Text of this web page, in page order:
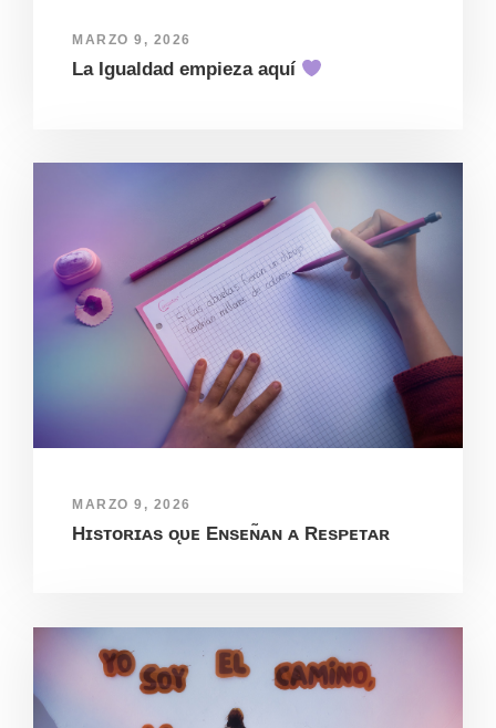
MARZO 9, 2026
La Igualdad empieza aquí
MARZO 9, 2026
Hɪsᴛᴏʀɪᴀs ᴏ̨ᴜᴇ Eɴsᴇɴ̃ᴀɴ ᴀ Rᴇsᴘᴇᴛᴀʀ